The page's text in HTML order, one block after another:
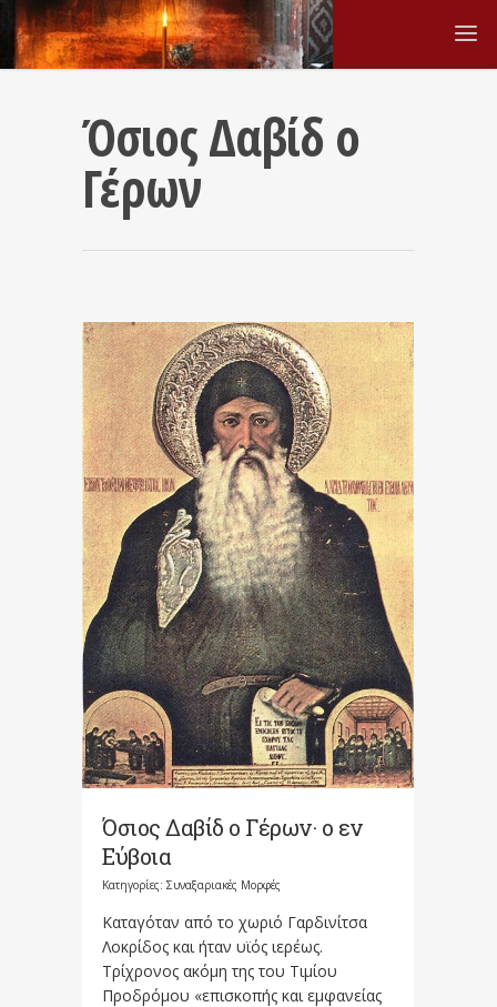
Όσιος Δαβίδ ο
Γέρων
Όσιος Δαβίδ ο Γέρων· ο εν
Εύβοια
Κατηγορίες: Συναξαριακές Μορφές
Καταγόταν από το χωριό Γαρδινίτσα
Λοκρίδος και ήταν υϊός ιερέως.
Τρίχρονος ακόμη της του Τιμίου
Προδρόμου «επισκοπής και εμφανείας